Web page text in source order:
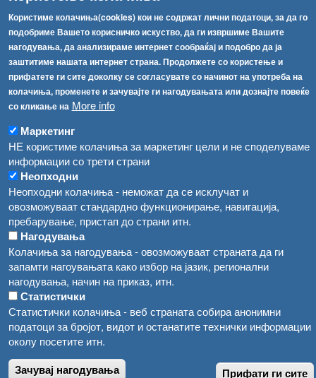
Користиме колачиња(cookies) кои не содржат лични податоци, за да го
подобриме Вашето корисничко искуство, да ги извршиме Вашите
нагодувања, да анализираме интернет сообраќај и подобро да ја
заштитиме нашата интернет страна. Продолжете со користење и
прифатете ги сите доколку се согласувате со начинот на употреба на
колачиња, променете и зачувајте ги нагодувањата или дознајте повеќе
со кликање на More info
Маркетинг
НЕ користиме колачиња за маркетинг цели и не споделуваме
информации со трети страни
Неопходни
Неопходни колачиња - неможат да се исклучат и
овозможуваат стандардно функционирање, навигација,
пребарување, пристап до страни итн.
Нагодувања
Колачиња за нагодувања - овозможуваат страната да ги
запамти нагоувањата како избор на јазик, регионални
нагодувања, начин на приказ, итн.
Статистички
Статистички колачиња - веб страната собира анонимни
податоци за бројот, видот и останатите технички информации
околу посетите итн.
Зачувај нагодувања Прифати ги сите
Факс:+389 2 2457 871
info@fva.gov.mk
[АХВ-претходна страна]
Соопштенија
Република Бугарија ги засили официјалните контроли при увоз на свежо овошје и зеленчук
Водата во Гостивар може да се користи како техничка, продолжува испораката на флаширана вода
Во Гостивар спроведени 70 вонредни контроли
Забраната за водата во Гостивар останува на сила, операторите да користат само технички безбедна вода
Навигација
Архива
Обрасци
Забрани
Огласи